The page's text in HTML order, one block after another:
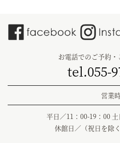
お電話でのご予約
tel.055-
営業
平日／11：00-19：00
休館日／（祝日を除